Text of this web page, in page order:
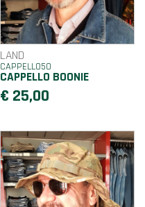
LAND
CAPPELLO50
CAPPELLO BOONIE
€ 25,00